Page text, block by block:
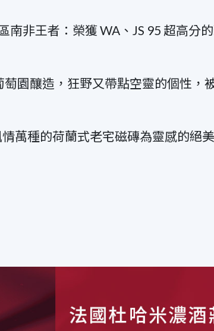
非王者：榮獲 WA、JS 95 超高分
園釀造，狂野又帶點空靈的個性，
萬種的荷蘭式老宅磁磚為靈感的絕